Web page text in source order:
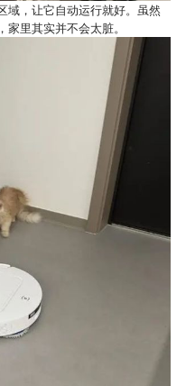
域，让它自动运行就好。虽然
里其实并不会太脏。